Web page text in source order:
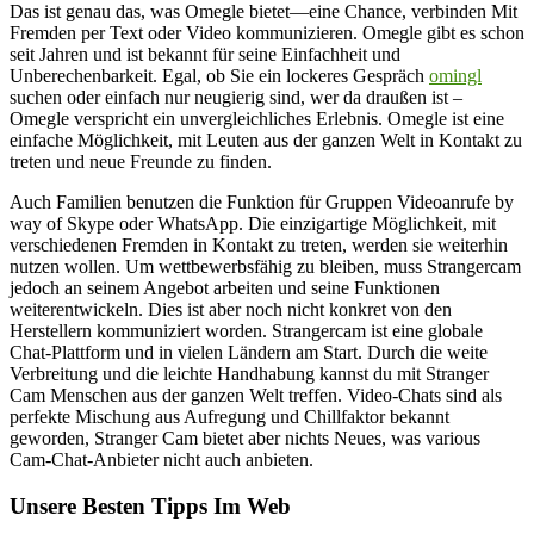
Das ist genau das, was Omegle bietet—eine Chance, verbinden Mit
Fremden per Text oder Video kommunizieren. Omegle gibt es schon
seit Jahren und ist bekannt für seine Einfachheit und
Unberechenbarkeit. Egal, ob Sie ein lockeres Gespräch omingl
suchen oder einfach nur neugierig sind, wer da draußen ist –
Omegle verspricht ein unvergleichliches Erlebnis. Omegle ist eine
einfache Möglichkeit, mit Leuten aus der ganzen Welt in Kontakt zu
treten und neue Freunde zu finden.
Auch Familien benutzen die Funktion für Gruppen Videoanrufe by
way of Skype oder WhatsApp. Die einzigartige Möglichkeit, mit
verschiedenen Fremden in Kontakt zu treten, werden sie weiterhin
nutzen wollen. Um wettbewerbsfähig zu bleiben, muss Strangercam
jedoch an seinem Angebot arbeiten und seine Funktionen
weiterentwickeln. Dies ist aber noch nicht konkret von den
Herstellern kommuniziert worden. Strangercam ist eine globale
Chat-Plattform und in vielen Ländern am Start. Durch die weite
Verbreitung und die leichte Handhabung kannst du mit Stranger
Cam Menschen aus der ganzen Welt treffen. Video-Chats sind als
perfekte Mischung aus Aufregung und Chillfaktor bekannt
geworden, Stranger Cam bietet aber nichts Neues, was various
Cam-Chat-Anbieter nicht auch anbieten.
Unsere Besten Tipps Im Web